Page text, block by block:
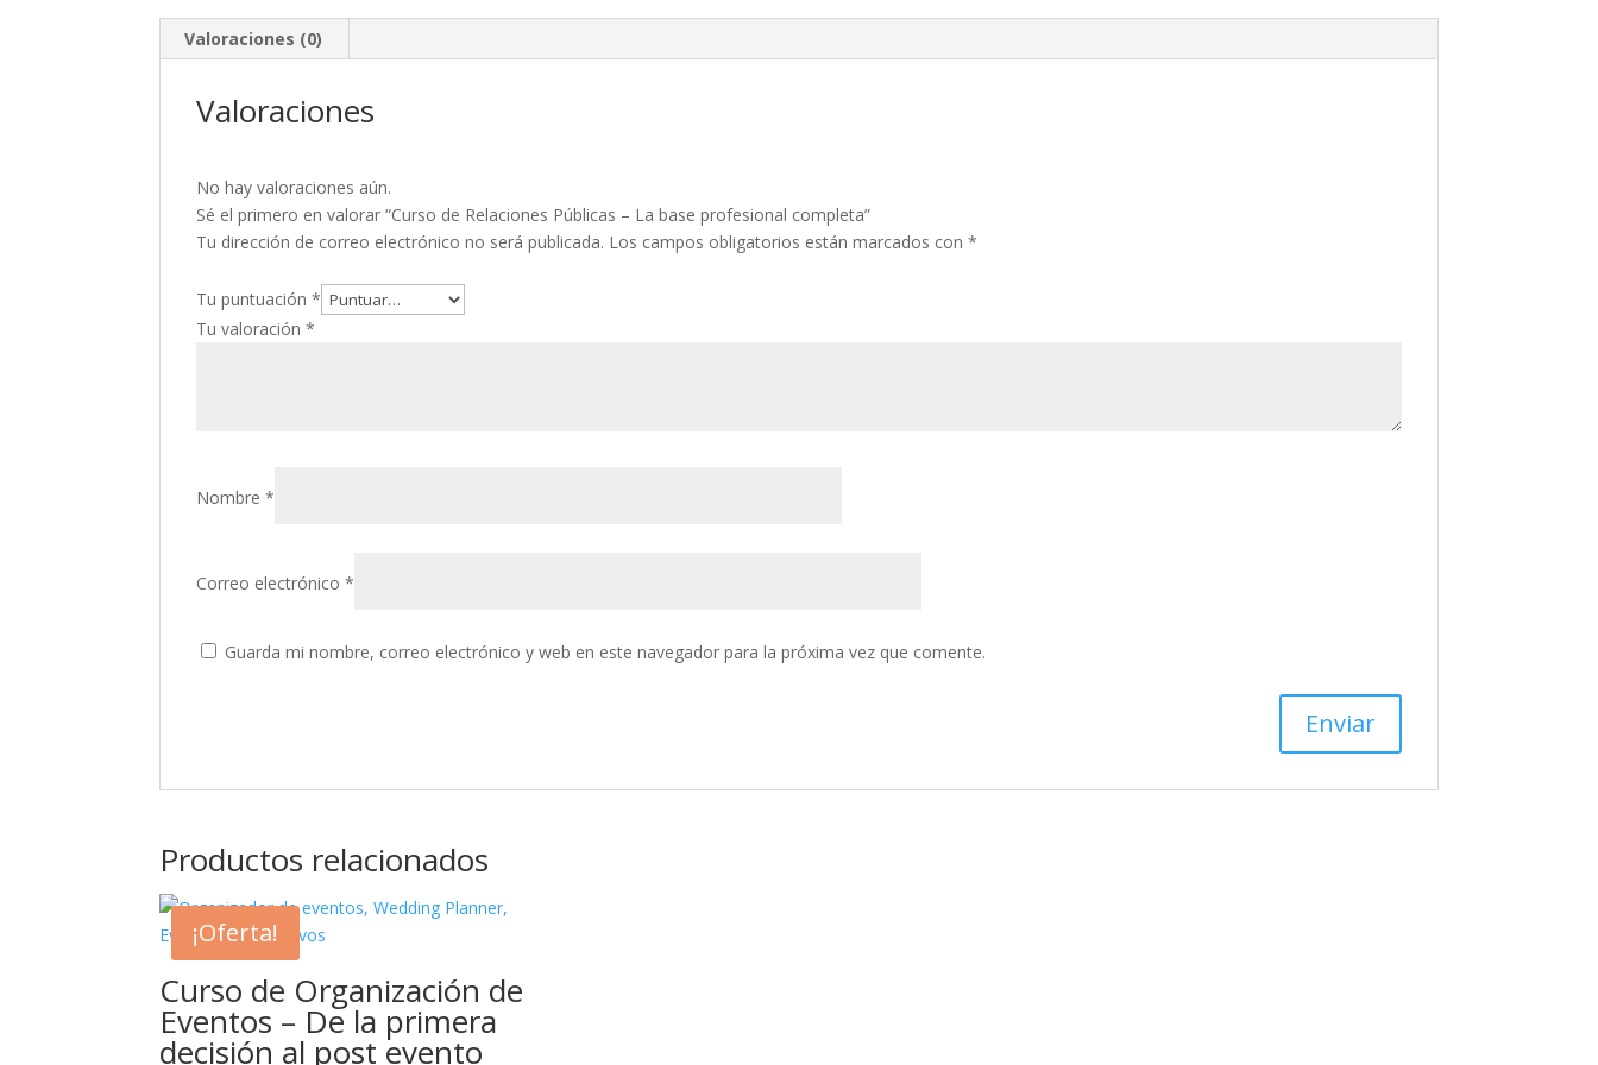
cantidad
Valoraciones (0)
Valoraciones
No hay valoraciones aún.
Sé el primero en valorar “Curso de Relaciones Públicas – La base profesional completa”
Tu dirección de correo electrónico no será publicada. Los campos obligatorios están marcados con*
Tu puntuación*
Tu valoración*
Nombre*
Correo electrónico*
Guarda mi nombre, correo electrónico y web en este navegador para la próxima vez que comente.
Productos relacionados
¡Oferta!
Curso de Organización de
Eventos – De la primera
decisión al post evento